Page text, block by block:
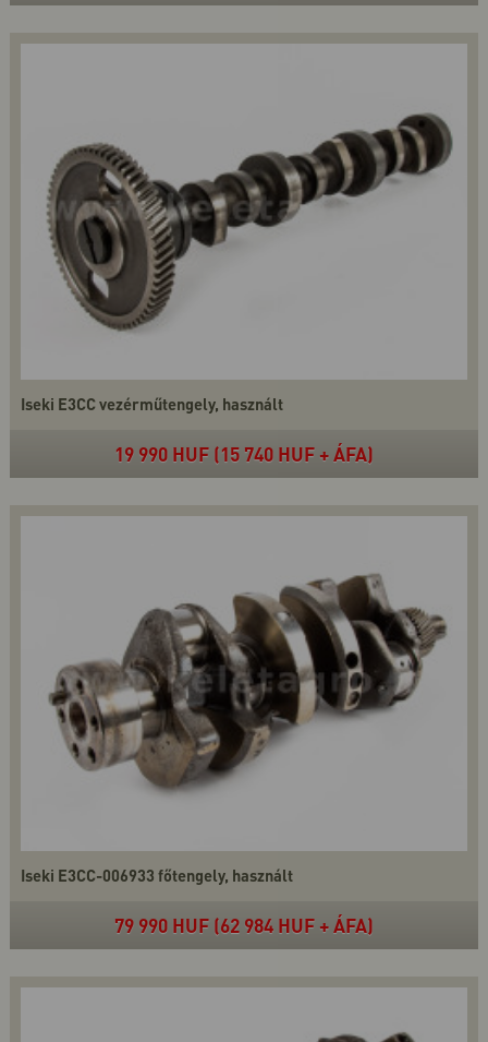
Iseki E3CC vezérműtengely, használt
19 990 HUF (15 740 HUF + ÁFA)
Iseki E3CC-006933 főtengely, használt
79 990 HUF (62 984 HUF + ÁFA)